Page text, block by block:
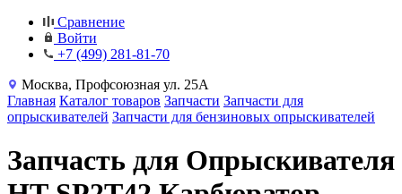
Сравнение
Войти
+7 (499) 281-81-70
Москва, Профсоюзная ул. 25А
Главная Каталог товаров Запчасти Запчасти для
опрыскивателей Запчасти для бензиновых опрыскивателей
Запчасть для Опрыскивателя